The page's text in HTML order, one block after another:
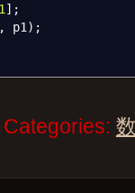
1] ;
p1) ;